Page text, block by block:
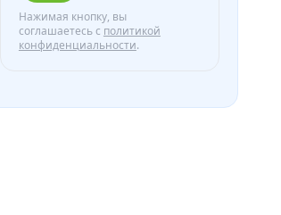
Нажимая кнопку, вы
соглашаетесь с политикой
конфиденциальности.